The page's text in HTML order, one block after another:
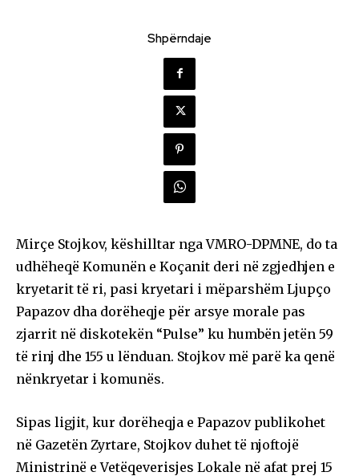
Shpërndaje
Mirçe Stojkov, këshilltar nga VMRO-DPMNE, do ta
udhëheqë Komunën e Koçanit deri në zgjedhjen e
kryetarit të ri, pasi kryetari i mëparshëm Ljupço
Papazov dha dorëheqje për arsye morale pas
zjarrit në diskotekën “Pulse” ku humbën jetën 59
të rinj dhe 155 u lënduan. Stojkov më parë ka qenë
nënkryetar i komunës.
Sipas ligjit, kur dorëheqja e Papazov publikohet
në Gazetën Zyrtare, Stojkov duhet të njoftojë
Ministrinë e Vetëqeverisjes Lokale në afat prej 15